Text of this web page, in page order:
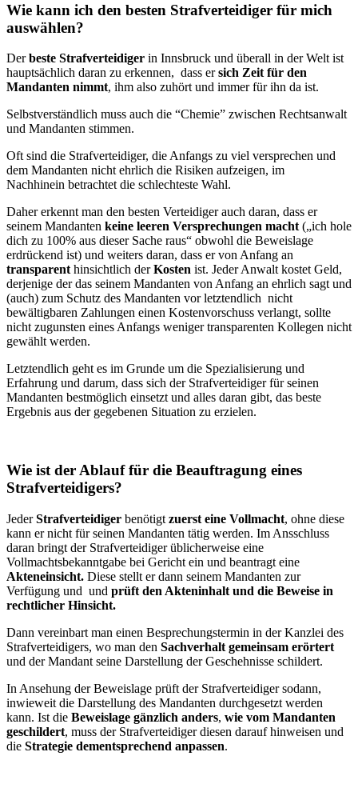
Wie kann ich den besten Strafverteidiger für mich
auswählen?
Derbeste Strafverteidiger in Innsbruck und überall in der Welt ist
hauptsächlich daran zu erkennen, dass ersich Zeit für den
Mandanten nimmt, ihm also zuhört und immer für ihn da ist.
Selbstverständlich muss auch die “Chemie” zwischen Rechtsanwalt
und Mandanten stimmen.
Oft sind die Strafverteidiger, die Anfangs zu viel versprechen und
dem Mandanten nicht ehrlich die Risiken aufzeigen, im
Nachhinein betrachtet die schlechteste Wahl.
Daher erkennt man den besten Verteidiger auch daran, dass er
seinem Mandanten keine leeren Versprechungen macht („ich hole
dich zu 100% aus dieser Sache raus“ obwohl die Beweislage
erdrückend ist) und weiters daran, dass er von Anfang an
transparent hinsichtlich derKosten ist. Jeder Anwalt kostet Geld,
derjenige der das seinem Mandanten von Anfang an ehrlich sagt und
(auch) zum Schutz des Mandanten vor letztendlich nicht
bewältigbaren Zahlungen einen Kostenvorschuss verlangt, sollte
nicht zugunsten eines Anfangs weniger transparenten Kollegen nicht
gewählt werden.
Letztendlich geht es im Grunde um die Spezialisierung und
Erfahrung und darum, dass sich der Strafverteidiger für seinen
Mandanten bestmöglich einsetzt und alles daran gibt, das beste
Ergebnis aus der gegebenen Situation zu erzielen.
Wie ist der Ablauf für die Beauftragung eines
Strafverteidigers?
JederStrafverteidiger benötigt zuerst eine Vollmacht, ohne diese
kann er nicht für seinen Mandanten tätig werden. Im Ansschluss
daran bringt der Strafverteidiger üblicherweise eine
Vollmachtsbekanntgabe bei Gericht ein und beantragt eine
Akteneinsicht. Diese stellt er dann seinem Mandanten zur
Verfügung und und prüft den Akteninhalt und die Beweise in
rechtlicher Hinsicht.
Dann vereinbart man einen Besprechungstermin in der Kanzlei des
Strafverteidigers, wo man den Sachverhalt gemeinsam erörtert
und der Mandant seine Darstellung der Geschehnisse schildert.
In Ansehung der Beweislage prüft der Strafverteidiger sodann,
inwieweit die Darstellung des Mandanten durchgesetzt werden
kann. Ist die Beweislage gänzlich anders, wie vom Mandanten
geschildert, muss der Strafverteidiger diesen darauf hinweisen und
die Strategie dementsprechend anpassen.